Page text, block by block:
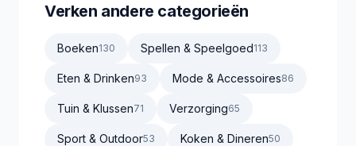
Verken andere categorieën
Boeken130 Spellen & Speelgoed113
Eten & Drinken93 Mode & Accessoires86
Tuin & Klussen71 Verzorging65
Sport & Outdoor53 Koken & Dineren50